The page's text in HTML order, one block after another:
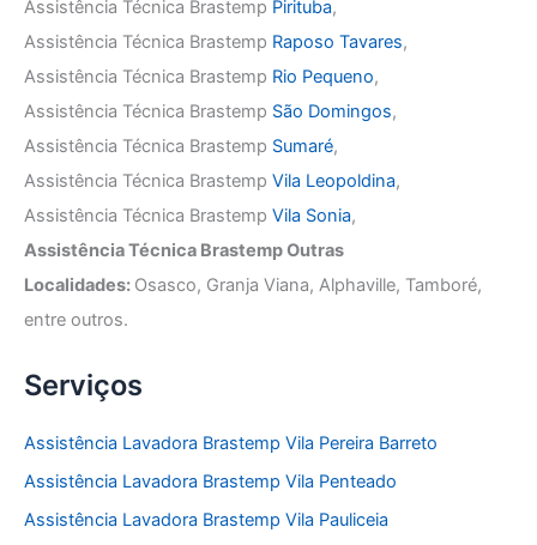
Assistência Técnica Brastemp Pirituba,
Assistência Técnica Brastemp Raposo Tavares,
Assistência Técnica Brastemp Rio Pequeno,
Assistência Técnica Brastemp São Domingos,
Assistência Técnica Brastemp Sumaré,
Assistência Técnica Brastemp Vila Leopoldina,
Assistência Técnica Brastemp Vila Sonia,
Assistência Técnica Brastemp Outras
Localidades: Osasco, Granja Viana, Alphaville, Tamboré,
entre outros.
Serviços
Assistência Lavadora Brastemp Vila Pereira Barreto
Assistência Lavadora Brastemp Vila Penteado
Assistência Lavadora Brastemp Vila Pauliceia